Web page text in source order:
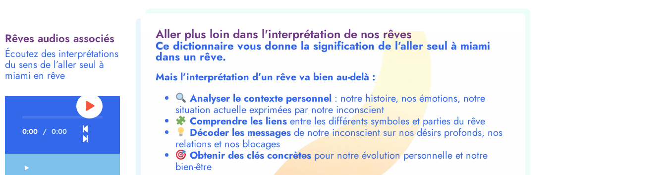
Rêves audios associés
Écoutez des interprétations
du sens de l’aller seul à
miami en rêve
0:00 / 0:00
Aller plus loin dans l'interprétation de nos rêves
Ce dictionnaire vous donne la signification de l’aller seul à miami
dans un rêve.
Mais l’interprétation d’un rêve va bien au-delà :
Analyser le contexte personnel: notre histoire, nos émotions, notre
situation actuelle exprimées par notre inconscient
Comprendre les liensentre les différents symboles et parties du rêve
Décoder les messagesde notre inconscient sur nos désirs profonds, nos
relations et nos blocages
Obtenir des clés concrètespour notre évolution personnelle et notre
bien-être